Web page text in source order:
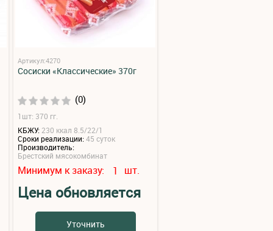
Артикул:4270
Сосиски «Классические» 370г
(0)
1шт: 370 гг.
КБЖУ: 230 ккал 8.5/22/1
Сроки реализации:45 суток
Производитель:
Брестский мясокомбинат
Минимум к заказу: 1 шт.
Цена обновляется
Уточнить